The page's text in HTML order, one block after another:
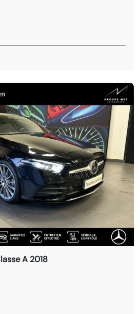
A 2018